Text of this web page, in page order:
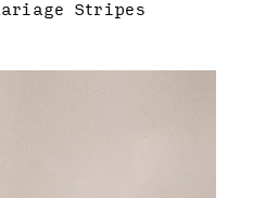
Stripes